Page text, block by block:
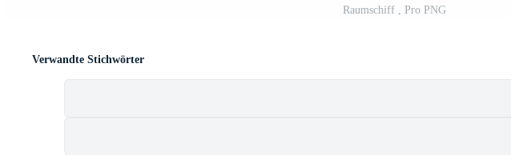
Raumschiff , Pro PNG
Verwandte Stichwörter